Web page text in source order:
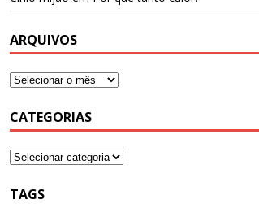
ARQUIVOS
CATEGORIAS
TAGS